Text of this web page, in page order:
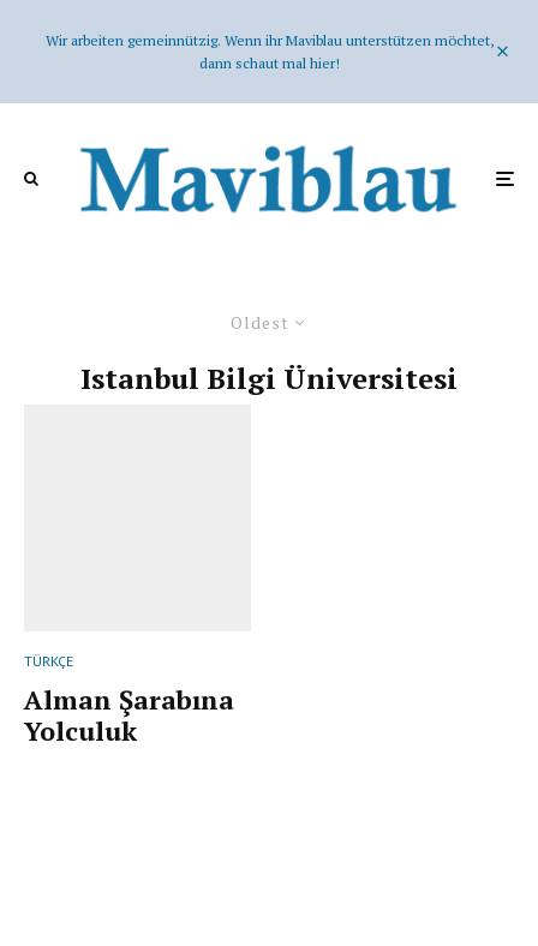
Wir arbeiten gemeinnützig. Wenn ihr Maviblau unterstützen möchtet,
dann schaut mal hier!
Oldest
Istanbul Bilgi Üniversitesi
TÜRKÇE
Alman Şarabına
Yolculuk